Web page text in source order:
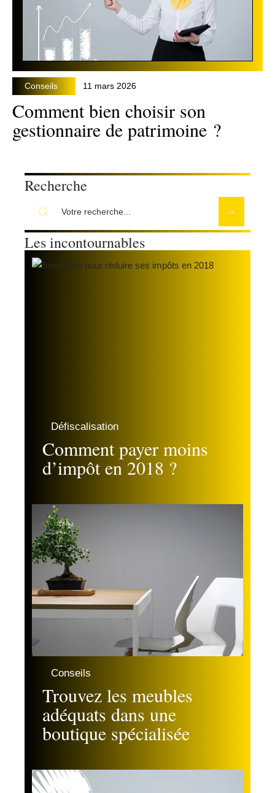
Conseils 11 mars 2026
Comment bien choisir son
gestionnaire de patrimoine ?
Recherche
Les incontournables
Défiscalisation
Comment payer moins
d’impôt en 2018 ?
Conseils
Trouvez les meubles
adéquats dans une
boutique spécialisée